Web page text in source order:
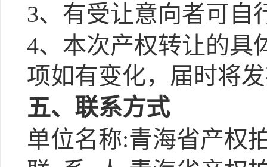
3、有受让意向者可自
4、本次产权转让的具
项如有变化，届时将
五、联系方式
单位名称:青海省产权